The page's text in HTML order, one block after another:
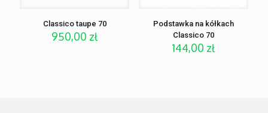
Classico taupe 70
950,00 zł
Podstawka na kółkach
Classico 70
144,00 zł